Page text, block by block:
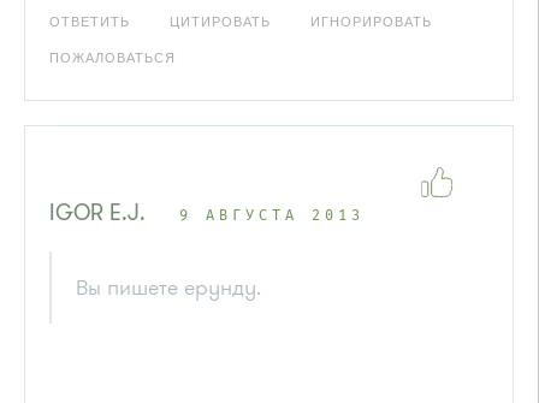
ОТВЕТИТЬ ЦИТИРОВАТЬ ИГНОРИРОВАТЬ
ПОЖАЛОВАТЬСЯ
IGOR E.J. 9 АВГУСТА 2013
Вы пишете ерунду.